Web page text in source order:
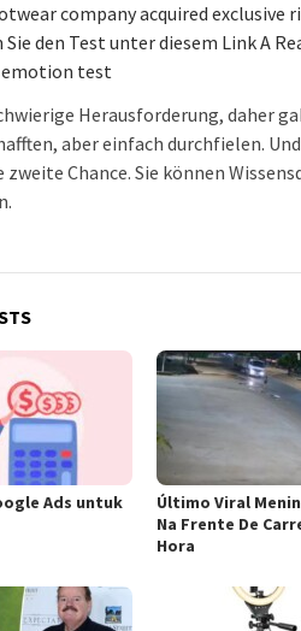
company acquired
Sie den Test unter diesem Link A
emotion test
Herausforderung, daher
aber einfach durchfielen.
zweite Chance. Sie können
Ads untuk
Último Viral
Na Frente De
Hora